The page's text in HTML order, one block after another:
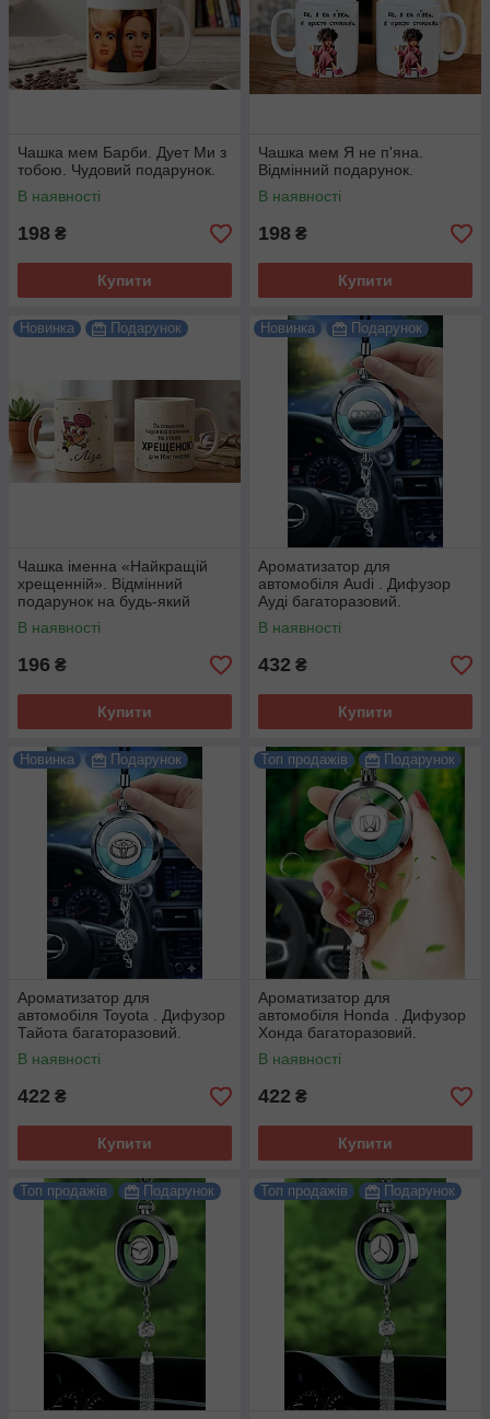
Чашка мем Барби. Дует Ми з
тобою. Чудовий подарунок.
В наявності
198 ₴
Купити
Чашка мем Я не п'яна.
Відмінний подарунок.
В наявності
198 ₴
Купити
Новинка Подарунок
Чашка іменна «Найкращій
хрещенній». Відмінний
подарунок на будь-який
привід.
В наявності
196 ₴
Купити
Новинка Подарунок
Ароматизатор для
автомобіля Audi . Дифузор
Ауді багаторазовий.
В наявності
432 ₴
Купити
Новинка Подарунок
Ароматизатор для
автомобіля Toyota . Дифузор
Тайота багаторазовий.
В наявності
422 ₴
Купити
Топ продажів Подарунок
Ароматизатор для
автомобіля Honda . Дифузор
Хонда багаторазовий.
В наявності
422 ₴
Купити
Топ продажів Подарунок Топ продажів Подарунок